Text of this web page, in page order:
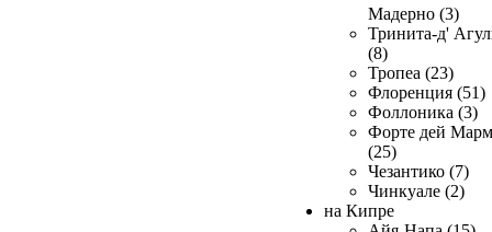
Мадерно (3)
Тринита-д'
(8)
Тропеа (23)
Флоренция (51)
Фоллоника (3)
Форте дей
(25)
Чезантико (7)
Чинкуале (2)
на Кипре